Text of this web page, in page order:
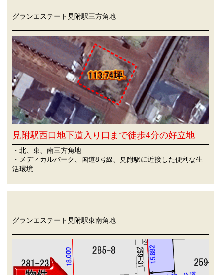
グランエステート見附駅三方角地
見附駅西口地下道入り口まで徒歩4分の好立地
・北、東、南三方角地
・メディカルパーク、国道8号線、見附駅に近接した便利な生
活環境
グランエステート見附駅東南角地